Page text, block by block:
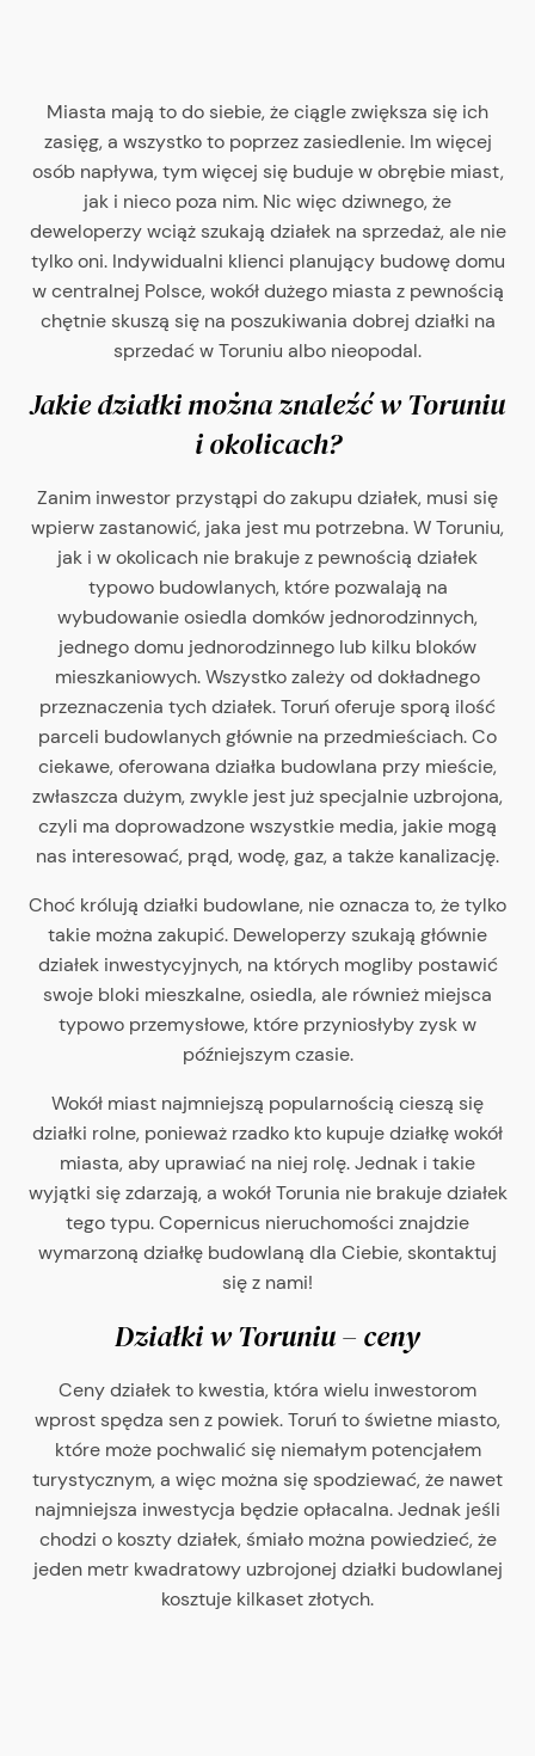
Miasta mają to do siebie, że ciągle zwiększa się ich
zasięg, a wszystko to poprzez zasiedlenie. Im więcej
osób napływa, tym więcej się buduje w obrębie miast,
jak i nieco poza nim. Nic więc dziwnego, że
deweloperzy wciąż szukają działek na sprzedaż, ale nie
tylko oni. Indywidualni klienci planujący budowę domu
w centralnej Polsce, wokół dużego miasta z pewnością
chętnie skuszą się na poszukiwania dobrej działki na
sprzedać w Toruniu albo nieopodal.
Jakie działki można znaleźć w Toruniu
i okolicach?
Zanim inwestor przystąpi do zakupu działek, musi się
wpierw zastanowić, jaka jest mu potrzebna. W Toruniu,
jak i w okolicach nie brakuje z pewnością działek
typowo budowlanych, które pozwalają na
wybudowanie osiedla domków jednorodzinnych,
jednego domu jednorodzinnego lub kilku bloków
mieszkaniowych. Wszystko zależy od dokładnego
przeznaczenia tych działek. Toruń oferuje sporą ilość
parceli budowlanych głównie na przedmieściach. Co
ciekawe, oferowana działka budowlana przy mieście,
zwłaszcza dużym, zwykle jest już specjalnie uzbrojona,
czyli ma doprowadzone wszystkie media, jakie mogą
nas interesować, prąd, wodę, gaz, a także kanalizację.
Choć królują działki budowlane, nie oznacza to, że tylko
takie można zakupić. Deweloperzy szukają głównie
działek inwestycyjnych, na których mogliby postawić
swoje bloki mieszkalne, osiedla, ale również miejsca
typowo przemysłowe, które przyniosłyby zysk w
późniejszym czasie.
Wokół miast najmniejszą popularnością cieszą się
działki rolne, ponieważ rzadko kto kupuje działkę wokół
miasta, aby uprawiać na niej rolę. Jednak i takie
wyjątki się zdarzają, a wokół Torunia nie brakuje działek
tego typu. Copernicus nieruchomości znajdzie
wymarzoną działkę budowlaną dla Ciebie, skontaktuj
się z nami!
Działki w Toruniu – ceny
Ceny działek to kwestia, która wielu inwestorom
wprost spędza sen z powiek. Toruń to świetne miasto,
które może pochwalić się niemałym potencjałem
turystycznym, a więc można się spodziewać, że nawet
najmniejsza inwestycja będzie opłacalna. Jednak jeśli
chodzi o koszty działek, śmiało można powiedzieć, że
jeden metr kwadratowy uzbrojonej działki budowlanej
kosztuje kilkaset złotych.